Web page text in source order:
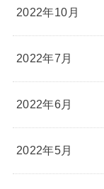
2022年10月
2022年7月
2022年6月
2022年5月